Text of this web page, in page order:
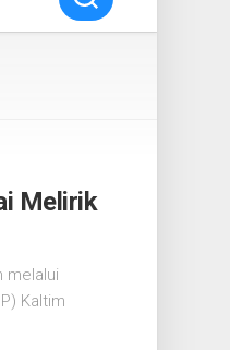
Melirik
melalui
Kaltim